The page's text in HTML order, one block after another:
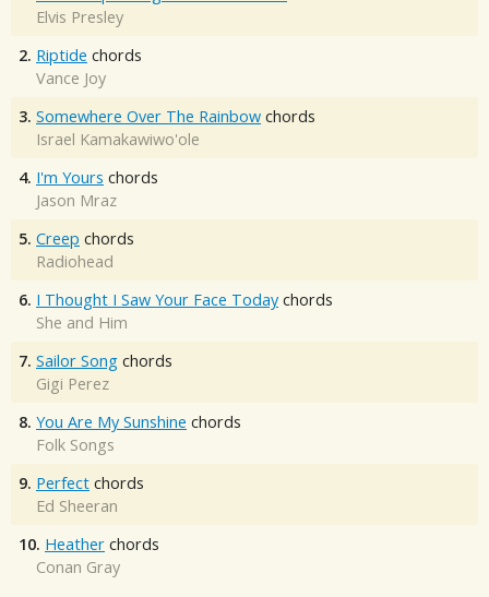
Elvis Presley
2. Riptide chords
Vance Joy
3. Somewhere Over The Rainbow chords
Israel Kamakawiwo'ole
4. I'm Yours chords
Jason Mraz
5. Creep chords
Radiohead
6. I Thought I Saw Your Face Today chords
She and Him
7. Sailor Song chords
Gigi Perez
8. You Are My Sunshine chords
Folk Songs
9. Perfect chords
Ed Sheeran
10. Heather chords
Conan Gray